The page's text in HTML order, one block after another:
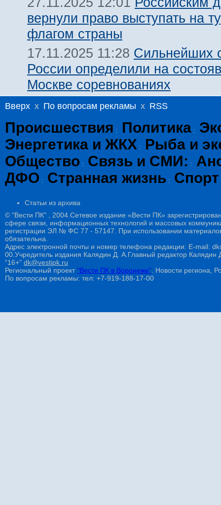
вернули право выступать на
флагом страны
17.11.2025 11:28 Сильнейших
России определили на
Москве соревнованиях
Вверх x По вопросам рекламы x RSS
Происшествия : Политика :
Энергетика и ЖКХ :
Рыба и
Общество : Связь и СМИ: :
ДФО : Странная жизнь : Спорт
Статьи из архива
© "Вести ПК" , 2004.Сетевое издание «Вести ПК»
сфере связи, информационных технологий и массовых
регистрации ЭЛ № ФС 77 - 57147. При использовании
обязательна.
Адрес электронной почты и номер телефона редакции: E-mail:
00.Учредитель издания Калядин Д. А.Главный редактор
“16+” dk@vestipk.ru
Региональный проект"Вести ПК в Воронеже" . Новости региона,
По вопросам рекламы: тел: +7-919-188-17-00